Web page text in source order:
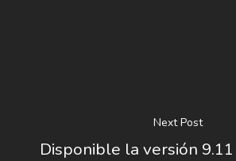
Next Post
Disponible la versión